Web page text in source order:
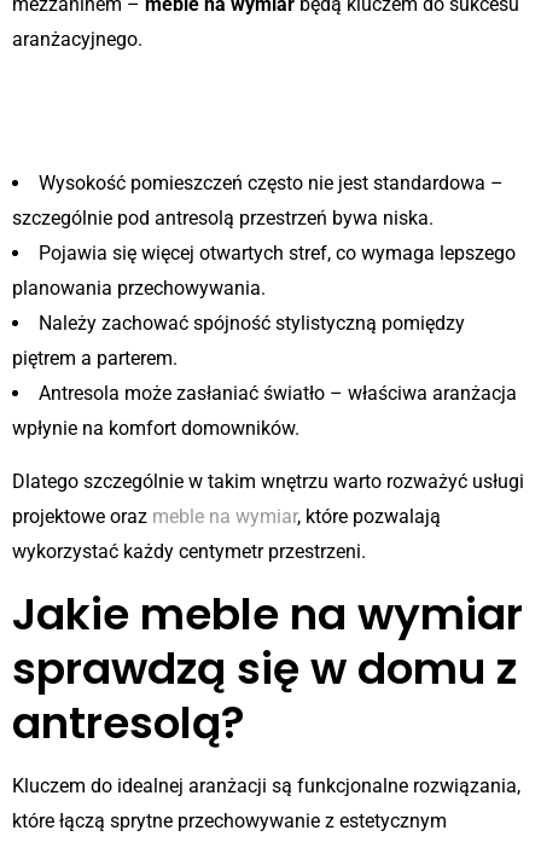
aranżacyjnego.
Wysokość pomieszczeń często nie jest standardowa –
szczególnie pod antresolą przestrzeń bywa niska.
Pojawia się więcej otwartych stref, co wymaga lepszego
planowania przechowywania.
Należy zachować spójność stylistyczną pomiędzy
piętrem a parterem.
Antresola może zasłaniać światło – właściwa aranżacja
wpłynie na komfort domowników.
Dlatego szczególnie w takim wnętrzu warto rozważyć usługi
projektowe oraz meble na wymiar, które pozwalają
wykorzystać każdy centymetr przestrzeni.
Jakie meble na wymiar
sprawdzą się w domu z
antresolą?
Kluczem do idealnej aranżacji są funkcjonalne rozwiązania,
które łączą sprytne przechowywanie z estetycznym